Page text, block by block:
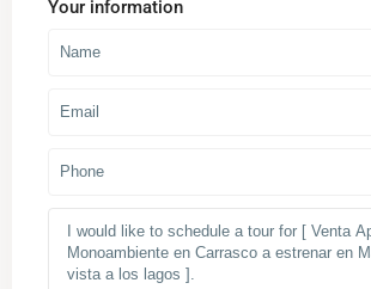
Your information